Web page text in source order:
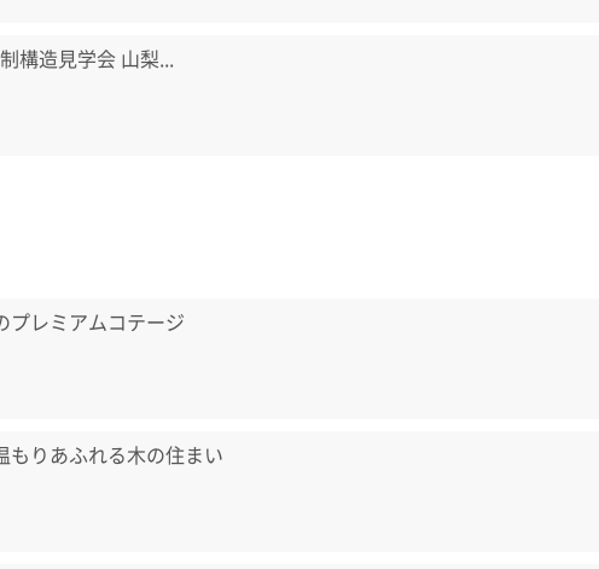
構造見学会 山梨...
プレミアムコテージ
もりあふれる木の住まい